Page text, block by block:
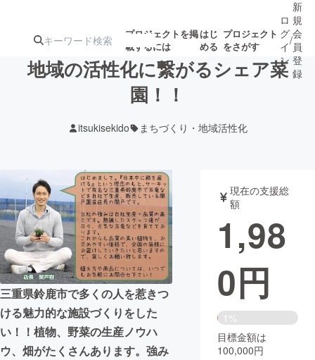
プロジェクトを掲
載するには
はじ
める
プロジェクト
をさがす
ターン
ジェクト
募集終了が近いプ
ロジェクト
アート・写真 音楽
テクノロジー・ガジェット ゲーム・サ
映像・映画 書籍・雑誌
ビジネス・起業 チャレンジ
まちづくり・地域活性化
ロ
グ
イ
ン
/
新
規
会
員
登
録
地域の活性化に繋がるシェア菜
園！！
itsukisekido まちづくり・地域活性化
三重県鈴鹿市で多くの人を惹きつ
ける魅力的な施設づくりをした
い！！植物、野菜の生産ノウハ
ウ、畑がたくさんあります。強み
現在の支援総
額
1,98
0円
1%
目標金額は
100,000円